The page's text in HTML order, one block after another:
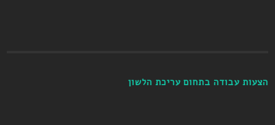
הצעות עבודה בתחום עריכת הלשון